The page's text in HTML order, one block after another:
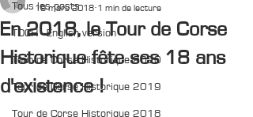
Tous les posts
TDCH - English version
Tour de Corse Historique 2020
Tour de Corse Historique 2019
Tour de Corse Historique 2018
En 2018, le Tour de Corse
Historique fête ses 18 ans
d'existence !
19 mars 2018 1 min de lecture